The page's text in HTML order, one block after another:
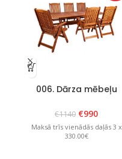
006. Dārza mēbeļu
Brūns
€1140 €990
Maksā trīs vienādās daļās 3 x
330.00€